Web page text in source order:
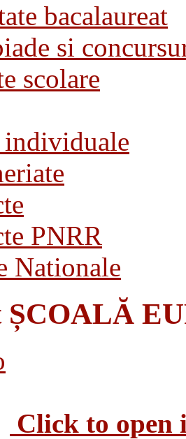
bacalaureat
si
scolare
individuale
PNRR
Nationale
Click to open